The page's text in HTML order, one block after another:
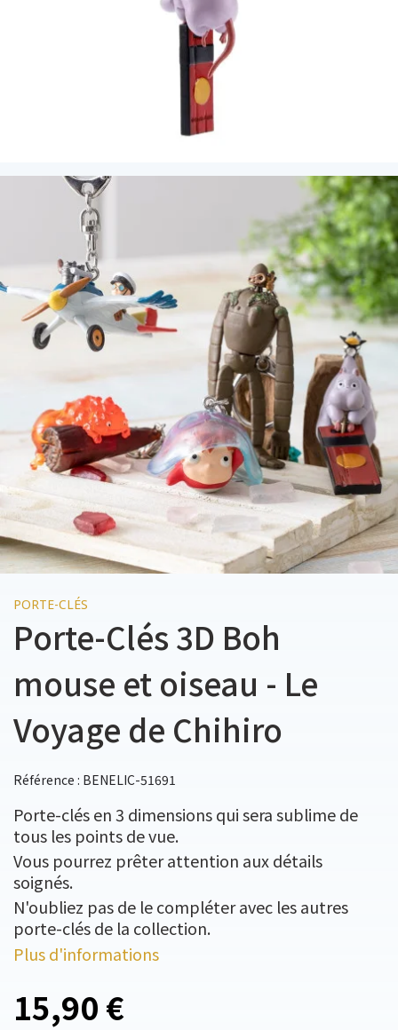
PORTE-CLÉS
Porte-Clés 3D Boh
mouse et oiseau - Le
Voyage de Chihiro
Référence : BENELIC-51691
Porte-clés en 3 dimensions qui sera sublime de
tous les points de vue.
Vous pourrez prêter attention aux détails
soignés.
N'oubliez pas de le compléter avec les autres
porte-clés de la collection.
Plus d'informations
15,90 €